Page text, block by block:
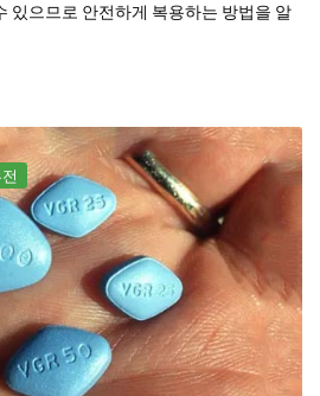
있으므로 안전하게 복용하는 방법을 알